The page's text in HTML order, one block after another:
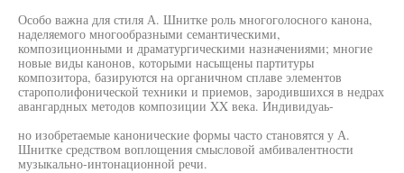
Особо важна для стиля А. Шнитке роль многоголосного канона,
наделяемого многообразными семантическими,
композиционными и драматургическими назначениями; многие
новые виды канонов, которыми насыщены партитуры
композитора, базируются на органичном сплаве элементов
старополифонической техники и приемов, зародившихся в недрах
авангардных методов композиции XX века. Индивидуаь-
но изобретаемые канонические формы часто становятся у А.
Шнитке средством воплощения смысловой амбивалентности
музыкально-интонационной речи.